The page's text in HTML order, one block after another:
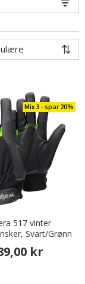
Mix 3 - spar 20%
517 vinter
Svart/Grønn
kr